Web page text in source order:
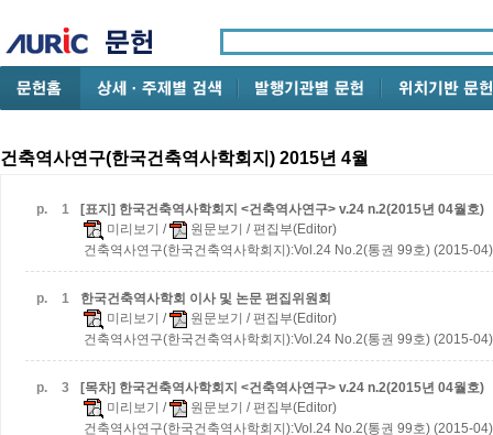
건축역사연구(한국건축역사학회지) 2015년 4월
p. 1
[표지] 한국건축역사학회지 <건축역사연구> v.24 n.2(2015년 04월호)
미리보기 / 원문보기 / 편집부(Editor)
건축역사연구(한국건축역사학회지):Vol.24 No.2(통권 99호) (2015-04)
p. 1
한국건축역사학회 이사 및 논문 편집위원회
미리보기 / 원문보기 / 편집부(Editor)
건축역사연구(한국건축역사학회지):Vol.24 No.2(통권 99호) (2015-04)
p. 3
[목차] 한국건축역사학회지 <건축역사연구> v.24 n.2(2015년 04월호)
미리보기 / 원문보기 / 편집부(Editor)
건축역사연구(한국건축역사학회지):Vol.24 No.2(통권 99호) (2015-04)